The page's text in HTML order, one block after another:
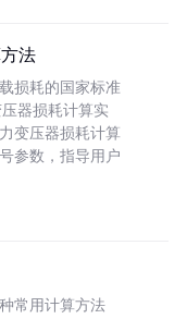
法
损耗的国家标准
压器损耗计算实
变压器损耗计算
参数，指导用户
常用计算方法